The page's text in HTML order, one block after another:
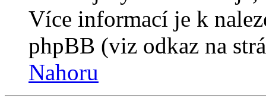
Více informací je k
phpBB (viz odkaz na
Nahoru